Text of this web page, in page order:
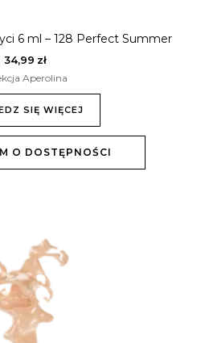
6 ml – 128 Perfect Summer
34,99 zł
Aperolina
SIĘ WIĘCEJ
O DOSTĘPNOŚCI